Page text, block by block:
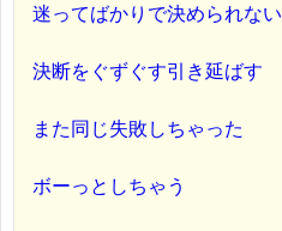
迷ってばかりで決められない
決断をぐずぐす引き延ばす
また同じ失敗しちゃった
ボーっとしちゃう